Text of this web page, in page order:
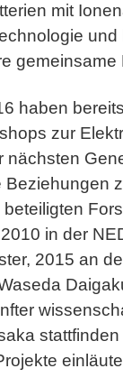
mit
haben
zur
nächsten
in der
2015 an